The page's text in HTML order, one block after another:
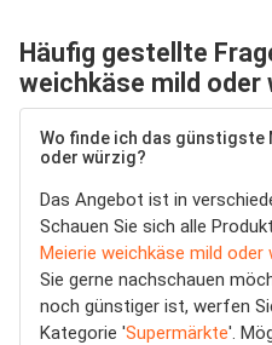
Häufig gestellte
weichkäse mild oder
Wo finde ich das günstigste
oder würzig?
Das Angebot ist in
Schauen Sie sich alle
Meierie weichkäse mild oder
Sie gerne nachschauen
noch günstiger ist, werfen
Kategorie 'Supermärkte'.